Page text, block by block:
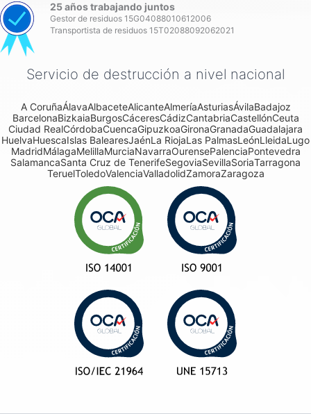
25 años trabajando juntos
Gestor de residuos 15G04088010612006
Transportista de residuos 15T02088092062021
Servicio de destrucción a nivel nacional
A CoruñaÁlavaAlbaceteAlicanteAlmeríaAsturiasÁvilaBadajoz
BarcelonaBizkaiaBurgosCáceresCádizCantabriaCastellónCeuta
Ciudad RealCórdobaCuencaGipuzkoaGironaGranadaGuadalajara
HuelvaHuescaIslas BalearesJaénLa RiojaLas PalmasLeónLleidaLugo
MadridMálagaMelillaMurciaNavarraOurensePalenciaPontevedra
SalamancaSanta Cruz de TenerifeSegoviaSevillaSoriaTarragona
TeruelToledoValenciaValladolidZamoraZaragoza